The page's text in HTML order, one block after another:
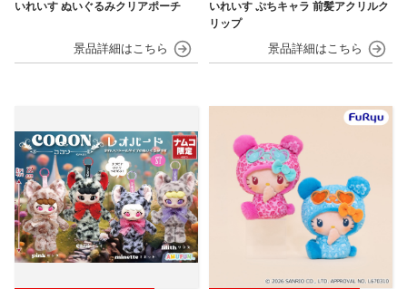
いれいす ぬいぐるみクリアポーチ
いれいす ぷちキャラ 前髪アクリルク
リップ